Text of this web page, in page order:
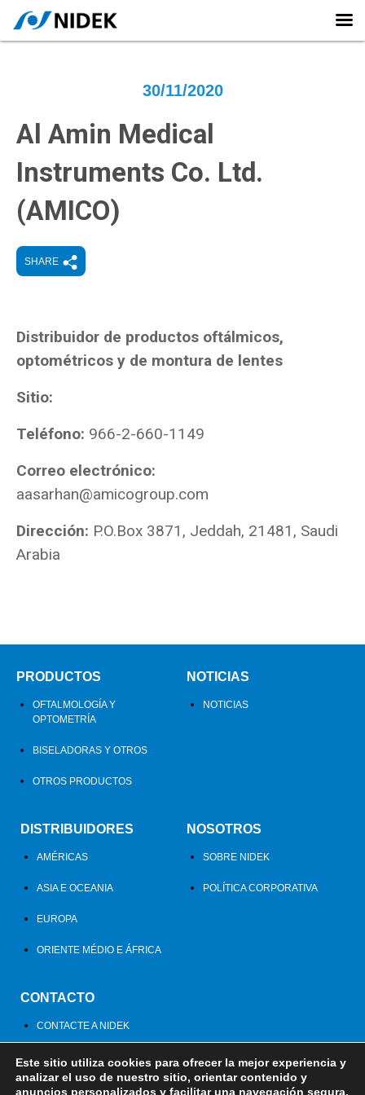
30/11/2020
Al Amin Medical
Instruments Co. Ltd.
(AMICO)
SHARE
Distribuidor de productos oftálmicos,
optométricos y de montura de lentes
Sitio:
Teléfono: 966-2-660-1149
Correo electrónico:
aasarhan@amicogroup.com
Dirección: P.O.Box 3871, Jeddah, 21481, Saudi
Arabia
PRODUCTOS
OFTALMOLOGÍA Y
OPTOMETRÍA
BISELADORAS Y OTROS
OTROS PRODUCTOS
NOTICIAS
NOTICIAS
DISTRIBUIDORES
AMÉRICAS
ASIA E OCEANIA
EUROPA
ORIENTE MÉDIO E ÁFRICA
NOSOTROS
SOBRE NIDEK
POLÍTICA CORPORATIVA
CONTACTO
CONTACTE A NIDEK
Este sitio utiliza cookies para ofrecer la mejor experiencia y
analizar el uso de nuestro sitio, orientar contenido y
anuncios personalizados y facilitar una navegación segura.